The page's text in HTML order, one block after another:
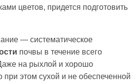
цветов, придется подготовить
— систематическое
почвы в течение всего
на рыхлой и хорошо
при этом сухой и не обеспеченной